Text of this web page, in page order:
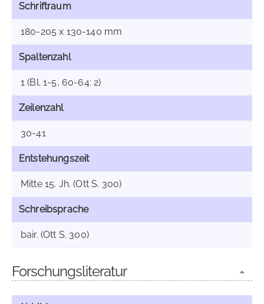
Schriftraum
180-205 x 130-140 mm
Spaltenzahl
1 (Bl. 1-5, 60-64: 2)
Zeilenzahl
30-41
Entstehungszeit
Mitte 15. Jh. (Ott S. 300)
Schreibsprache
bair. (Ott S. 300)
Forschungsliteratur